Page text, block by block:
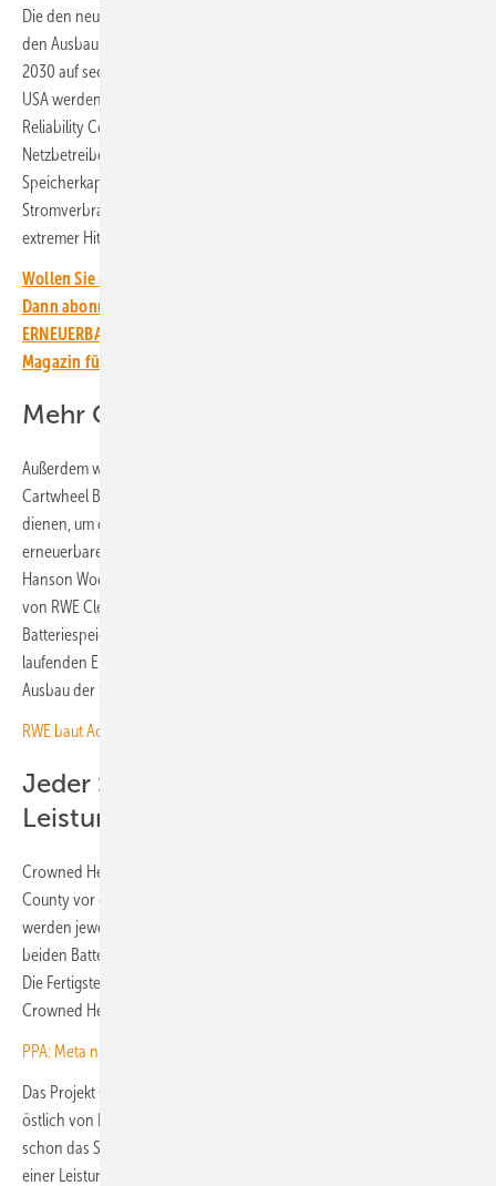
Die den neuen Anlagen sind Teil einer Projektpipeline von RWE, die
den Ausbau der Speicherleistung des Unternehmens weltweit bis
2030 auf sechs Gigawatt steigern soll. Die drei neuen Speicher in den
USA werden die Stabilität und Resilienz des Netzes des Electric
Reliability Council of Texas (ERCOT), einem der neun unabhängigen
Netzbetreiber Nordamerikas, unterstützen. In Texas sind die
Speicherkapazitäten notwendig, um die Schwankungen im
Stromverbrauch auszugleichen, die in Texas vor allem aufgrund
extremer Hitzeperioden immer häufiger auftreten.
Wollen Sie über die Energiewende auf dem Laufenden bleiben?
Dann abonnieren Sie einfach den kostenlosen Newsletter von
ERNEUERBARE ENERGIEN – dem größten verbandsunabhängigen
Magazin für erneuerbare Energien in Deutschland!
Mehr Ökostrom ins Netz integrieren
Außerdem werden die Crowned Heron 1 and 2 und auch das
Cartwheel Batterieprojekt als zuverlässige Energiespeicherlösung
dienen, um die Netzstabilität im Rahmen des zunehmenden Ausbaus
erneuerbarer Erzeugungskapazitäten am Netz zu verbessern, wie
Hanson Wood, Leiter der Projektentwicklung Erneuerbare Kraftwerke
von RWE Clean Energy, erklärt. „Diese drei neuen
Batteriespeicherprojekte markieren eine signifikanten Schritt unseres
laufenden Engagements, die Energieinfrastruktur in Texas durch den
Ausbau der Speicherkapazitäten zu verbessern“, betont er.
RWE baut Acht-Stunden-Batteriespeicher in Australien
Jeder Speicher hat 150 Megawatt
Leistung
Crowned Heron 1 and Crowned Heron 2 entstehen im Fort Bend
County vor den Toren Houstons im Süden des Bundesstaates. Sie
werden jeweils eine Leistung von 150 Megawatt erreichen. Jeder der
beiden Batteriespeicher kann 300 Megawattstunden zwischenlagern.
Die Fertigstellung von Crowned Heron 1 ist für Sommer 2025 geplant.
Crowned Heron 2 soll planmäßig im Herbst 2025 ans Netz gehen.
PPA: Meta nutzt in den USA Strom aus Solarparks
Das Projekt Cartwheel wird in Sulphur Springs, etwa 100 Kilometer
östlich von Dallas im Nordosten von Texas gebaut. Dort hat RWE
schon das Speicherprojekt Bright Arrow umgesetzt, eine Anlage mit
einer Leistung von 100 Megawatt und einer Kapazität von 200